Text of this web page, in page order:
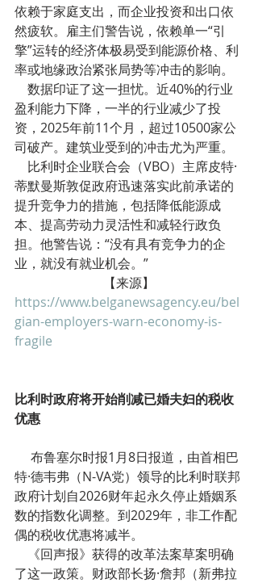
依赖于家庭支出，而企业投资和出口依
然疲软。雇主们警告说，依赖单一“引
擎”运转的经济体极易受到能源价格、利
率或地缘政治紧张局势等冲击的影响。
数据印证了这一担忧。近40%的行业
盈利能力下降，一半的行业减少了投
资，2025年前11个月，超过10500家公
司破产。建筑业受到的冲击尤为严重。
比利时企业联合会（VBO）主席皮特·
蒂默曼斯敦促政府迅速落实此前承诺的
提升竞争力的措施，包括降低能源成
本、提高劳动力灵活性和减轻行政负
担。他警告说：“没有具有竞争力的企
业，就没有就业机会。”
【来源】
https://www.belganewsagency.eu/bel
gian-employers-warn-economy-is-
fragile
比利时政府将开始削减已婚夫妇的税收
优惠
布鲁塞尔时报1月8日报道，由首相巴
特·德韦弗（N-VA党）领导的比利时联邦
政府计划自2026财年起永久停止婚姻系
数的指数化调整。到2029年，非工作配
偶的税收优惠将减半。
《回声报》获得的改革法案草案明确
了这一政策。财政部长扬·詹邦（新弗拉